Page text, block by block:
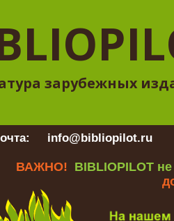
зарубежных
info@bibliopilot.ru
ВАЖНО! BIBLIOPILOT